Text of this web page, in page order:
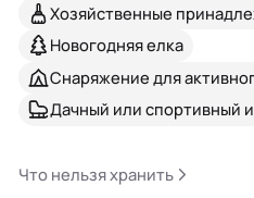
Хозяйственные
Новогодняя елка
Снаряжение для
Дачный или спортивный
Что нельзя хранить